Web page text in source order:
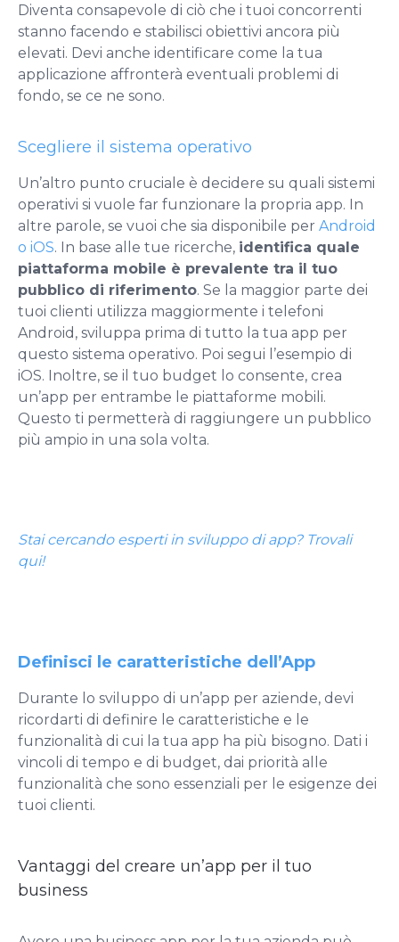
Diventa consapevole di ciò che i tuoi concorrenti
stanno facendo e stabilisci obiettivi ancora più
elevati. Devi anche identificare come la tua
applicazione affronterà eventuali problemi di
fondo, se ce ne sono.
Scegliere il sistema operativo
Un’altro punto cruciale è decidere su quali sistemi
operativi si vuole far funzionare la propria app. In
altre parole, se vuoi che sia disponibile per Android
o iOS. In base alle tue ricerche, identifica quale
piattaforma mobile è prevalente tra il tuo
pubblico di riferimento. Se la maggior parte dei
tuoi clienti utilizza maggiormente i telefoni
Android, sviluppa prima di tutto la tua app per
questo sistema operativo. Poi segui l’esempio di
iOS. Inoltre, se il tuo budget lo consente, crea
un’app per entrambe le piattaforme mobili.
Questo ti permetterà di raggiungere un pubblico
più ampio in una sola volta.
Stai cercando esperti in sviluppo di app? Trovali
qui!
Definisci le caratteristiche dell’App
Durante lo sviluppo di un’app per aziende, devi
ricordarti di definire le caratteristiche e le
funzionalità di cui la tua app ha più bisogno. Dati i
vincoli di tempo e di budget, dai priorità alle
funzionalità che sono essenziali per le esigenze dei
tuoi clienti.
Vantaggi del creare un’app per il tuo
business